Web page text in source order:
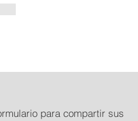
para compartir sus